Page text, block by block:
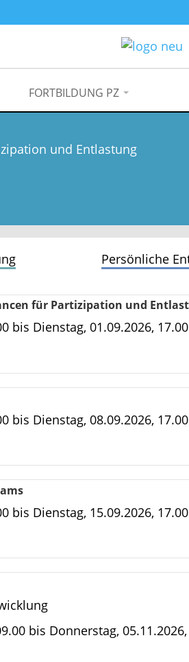
FORTBILDUNG PZ
und Entlastung
Persönliche
für Partizipation und
bis Dienstag, 01.09.2026, 17.00
bis Dienstag, 08.09.2026, 17.00
bis Dienstag, 15.09.2026, 17.00
bis Donnerstag,